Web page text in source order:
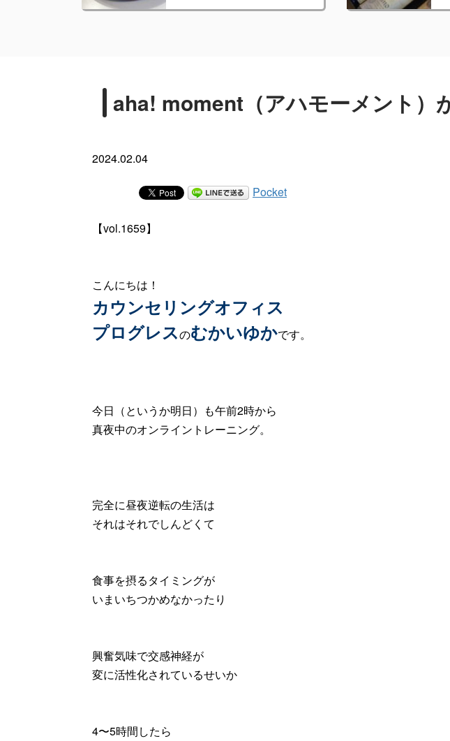
aha! moment（アハモーメント）
2024.02.04
Pocket
【vol.1659】
こんにちは！
カウンセリングオフィス
プログレスのむかいゆかです。
今日（というか明日）も午前2時から
真夜中のオンライントレーニング。
完全に昼夜逆転の生活は
それはそれでしんどくて
食事を摂るタイミングが
いまいちつかめなかったり
興奮気味で交感神経が
変に活性化されているせいか
4〜5時間したら